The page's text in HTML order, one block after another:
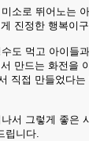
소로 뛰어노는
진정한 행복이
도 먹고 아이들
만드는 화전을
직접 만들었다는
서 그렇게 좋은
립니다.